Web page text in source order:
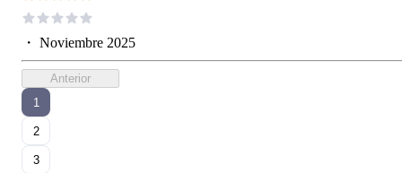
・ Noviembre 2025
Anterior
1
2
3